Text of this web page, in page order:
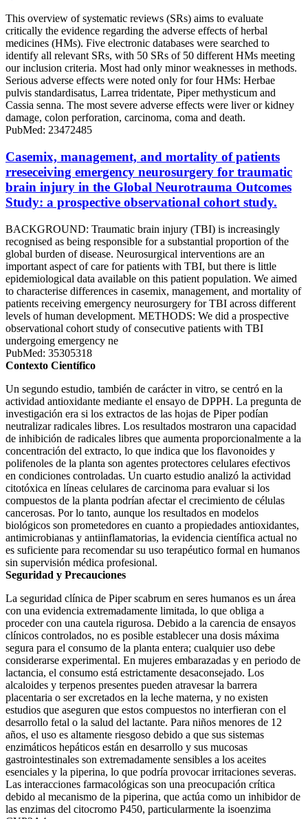
This overview of systematic reviews (SRs) aims to evaluate
critically the evidence regarding the adverse effects of herbal
medicines (HMs). Five electronic databases were searched to
identify all relevant SRs, with 50 SRs of 50 different HMs meeting
our inclusion criteria. Most had only minor weaknesses in methods.
Serious adverse effects were noted only for four HMs: Herbae
pulvis standardisatus, Larrea tridentate, Piper methysticum and
Cassia senna. The most severe adverse effects were liver or kidney
damage, colon perforation, carcinoma, coma and death.
PubMed: 23472485
Casemix, management, and mortality of patients
rreseceiving emergency neurosurgery for traumatic
brain injury in the Global Neurotrauma Outcomes
Study: a prospective observational cohort study.
BACKGROUND: Traumatic brain injury (TBI) is increasingly
recognised as being responsible for a substantial proportion of the
global burden of disease. Neurosurgical interventions are an
important aspect of care for patients with TBI, but there is little
epidemiological data available on this patient population. We aimed
to characterise differences in casemix, management, and mortality of
patients receiving emergency neurosurgery for TBI across different
levels of human development. METHODS: We did a prospective
observational cohort study of consecutive patients with TBI
undergoing emergency ne
PubMed: 35305318
Contexto Científico
Un segundo estudio, también de carácter in vitro, se centró en la
actividad antioxidante mediante el ensayo de DPPH. La pregunta de
investigación era si los extractos de las hojas de Piper podían
neutralizar radicales libres. Los resultados mostraron una capacidad
de inhibición de radicales libres que aumenta proporcionalmente a la
concentración del extracto, lo que indica que los flavonoides y
polifenoles de la planta son agentes protectores celulares efectivos
en condiciones controladas. Un cuarto estudio analizó la actividad
citotóxica en líneas celulares de carcinoma para evaluar si los
compuestos de la planta podrían afectar el crecimiento de células
cancerosas. Por lo tanto, aunque los resultados en modelos
biológicos son prometedores en cuanto a propiedades antioxidantes,
antimicrobianas y antiinflamatorias, la evidencia científica actual no
es suficiente para recomendar su uso terapéutico formal en humanos
sin supervisión médica profesional.
Seguridad y Precauciones
La seguridad clínica de Piper scabrum en seres humanos es un área
con una evidencia extremadamente limitada, lo que obliga a
proceder con una cautela rigurosa. Debido a la carencia de ensayos
clínicos controlados, no es posible establecer una dosis máxima
segura para el consumo de la planta entera; cualquier uso debe
considerarse experimental. En mujeres embarazadas y en periodo de
lactancia, el consumo está estrictamente desaconsejado. Los
alcaloides y terpenos presentes pueden atravesar la barrera
placentaria o ser excretados en la leche materna, y no existen
estudios que aseguren que estos compuestos no interfieran con el
desarrollo fetal o la salud del lactante. Para niños menores de 12
años, el uso es altamente riesgoso debido a que sus sistemas
enzimáticos hepáticos están en desarrollo y sus mucosas
gastrointestinales son extremadamente sensibles a los aceites
esenciales y la piperina, lo que podría provocar irritaciones severas.
Las interacciones farmacológicas son una preocupación crítica
debido al mecanismo de la piperina, que actúa como un inhibidor de
las enzimas del citocromo P450, particularmente la isoenzima